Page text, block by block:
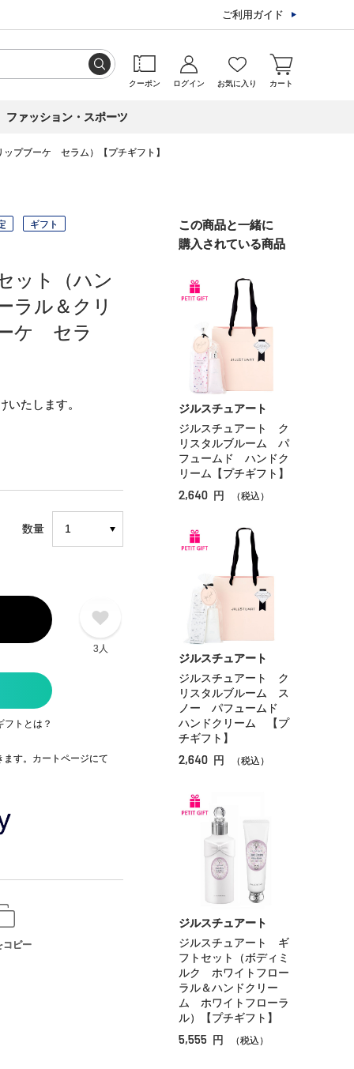
ご利用ガイド
クーポン ログイン お気に入り カート
ファッション・スポーツ
プブーケ セラム）【プチギフト】
ギフト
ット（ハン
ラル＆クリ
ケ セラ
いたします。
数量
3人
フトとは？
す。カートページにて
コピー
この商品と一緒に
購入されている商品
ジルスチュアート
ジルスチュアート ク
リスタルブルーム パ
フュームド ハンドク
リーム【プチギフト】
2,640 円 （税込）
ジルスチュアート
ジルスチュアート ク
リスタルブルーム ス
ノー パフュームド
ハンドクリーム 【プ
チギフト】
2,640 円 （税込）
ジルスチュアート
ジルスチュアート ギ
フトセット（ボディミ
ルク ホワイトフロー
ラル＆ハンドクリー
ム ホワイトフローラ
ル）【プチギフト】
5,555 円 （税込）